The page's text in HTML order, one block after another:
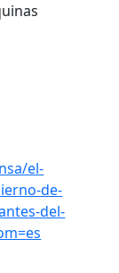
el-
de-
del-